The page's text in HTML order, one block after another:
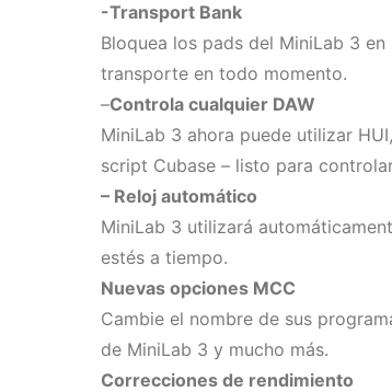
-Transport Bank
Bloquea los pads del MiniLab 3
transporte en todo momento.
–Controla cualquier DAW
MiniLab 3 ahora puede utilizar
script Cubase – listo para
– Reloj automático
MiniLab 3 utilizará
estés a tiempo.
Nuevas opciones MCC
Cambie el nombre de sus
de MiniLab 3 y mucho más.
Correcciones de rendimiento